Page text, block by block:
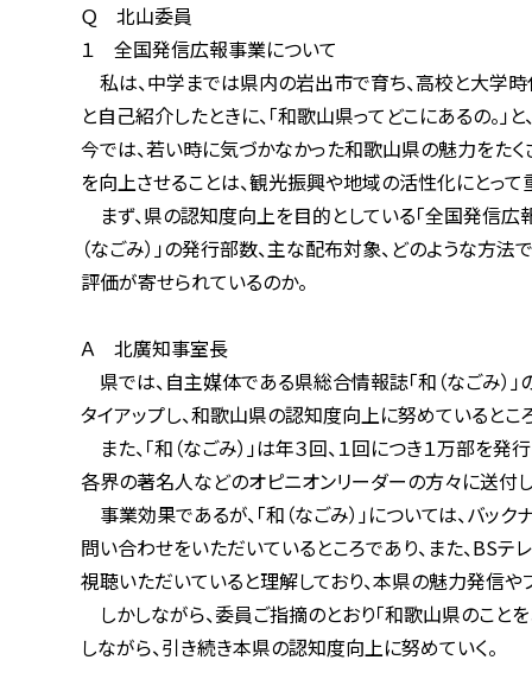
Ｑ 北山委員
１ 全国発信広報事業について
私は、中学までは県内の岩出市で育ち、高校と大学時代
と自己紹介したときに、「和歌山県ってどこにあるの。」と
今では、若い時に気づかなかった和歌山県の魅力をたくさ
を向上させることは、観光振興や地域の活性化にとって
まず、県の認知度向上を目的としている「全国発信広報
（なごみ）」の発行部数、主な配布対象、どのような方法
評価が寄せられているのか。
Ａ 北廣知事室長
県では、自主媒体である県総合情報誌「和（なごみ）」の
タイアップし、和歌山県の認知度向上に努めているとこ
また、「和（なごみ）」は年３回、１回につき１万部を発
各界の著名人などのオピニオンリーダーの方々に送付し
事業効果であるが、「和（なごみ）」については、バック
問い合わせをいただいているところであり、また、BSテ
視聴いただいていると理解しており、本県の魅力発信やブ
しかしながら、委員ご指摘のとおり「和歌山県のことを
しながら、引き続き本県の認知度向上に努めていく。